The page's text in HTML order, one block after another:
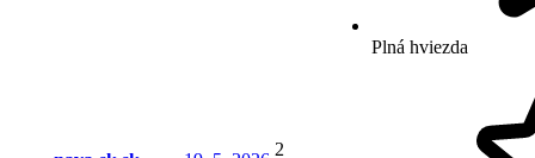
2
Plná hviezda